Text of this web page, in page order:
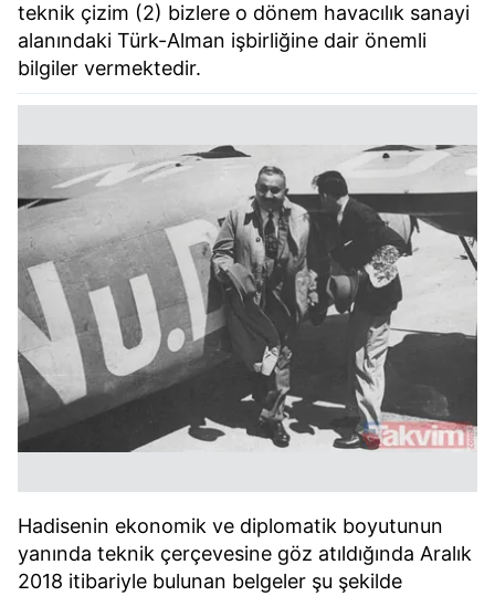
teknik çizim (2) bizlere o dönem havacılık sanayi
alanındaki Türk-Alman işbirliğine dair önemli
bilgiler vermektedir.
Hadisenin ekonomik ve diplomatik boyutunun
yanında teknik çerçevesine göz atıldığında Aralık
2018 itibariyle bulunan belgeler şu şekilde